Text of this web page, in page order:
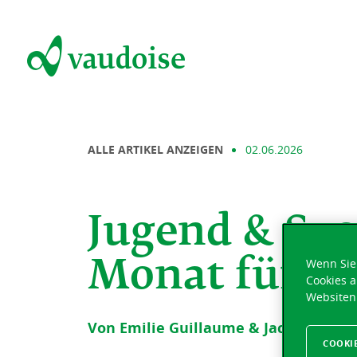
ALLE ARTIKEL ANZEIGEN 02.06.2026
Jugend &
Monat für
Von Emilie Guillaume & Jacqueline
Wenn
Cookies